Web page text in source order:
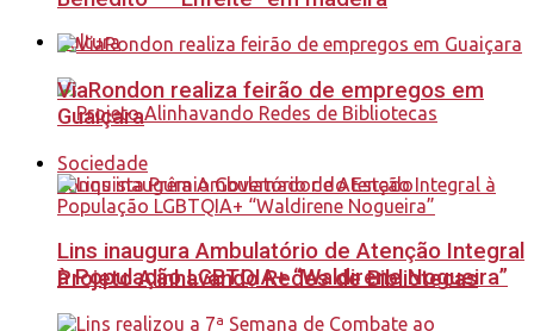
Cultura
Projeto Alinhavando Redes de Bibliotecas
ViaRondon realiza feirão de empregos em
Guaiçara
Sociedade
Lins inaugura Ambulatório de Atenção Integral
à População LGBTQIA+ “Waldirene Nogueira”